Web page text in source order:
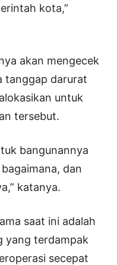
kota,”
akan mengecek
tanggap darurat
untuk
tersebut.
bangunannya
dan
katanya.
saat ini adalah
yang terdampak
secepat